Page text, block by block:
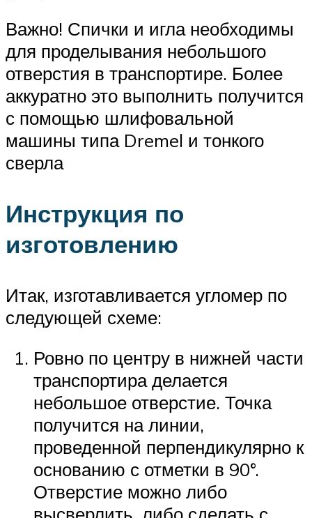
Важно! Спички и игла необходимы
для проделывания небольшого
отверстия в транспортире. Более
аккуратно это выполнить получится
с помощью шлифовальной
машины типа Dremel и тонкого
сверла
Инструкция по
изготовлению
Итак, изготавливается угломер по
следующей схеме:
Ровно по центру в нижней части
транспортира делается
небольшое отверстие. Точка
получится на линии,
проведенной перпендикулярно к
основанию с отметки в 90°.
Отверстие можно либо
высверлить, либо сделать с